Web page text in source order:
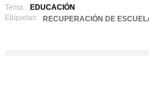
Tema:
EDUCACIÓN
Etiquetas:
RECUPERACIÓN DE